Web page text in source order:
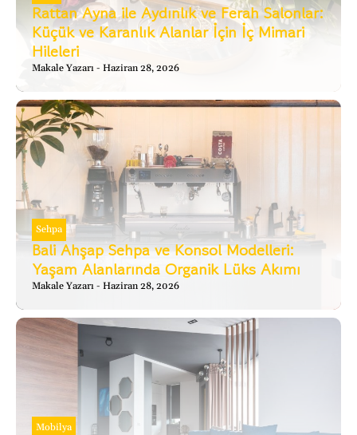
Rattan Ayna ile Aydınlık ve Ferah Salonlar:
Küçük ve Karanlık Alanlar İçin İç Mimari
Hileleri
Makale Yazarı Haziran 28, 2026
Sehpa
Bali Ahşap Sehpa ve Konsol Modelleri:
Yaşam Alanlarında Organik Lüks Akımı
Makale Yazarı Haziran 28, 2026
Mobilya